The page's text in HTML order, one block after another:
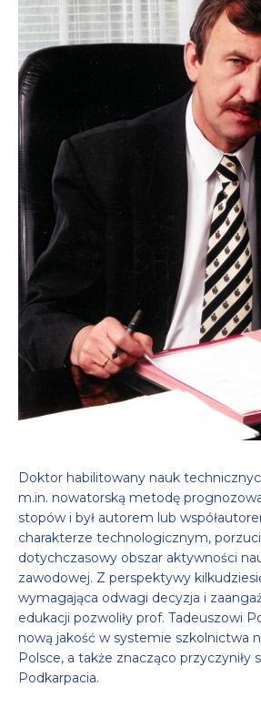
Doktor habilitowany nauk
m.in. nowatorską metodę
stopów i był autorem lub
charakterze technologicznym,
dotychczasowy obszar aktywności
zawodowej. Z perspektywy
wymagająca odwagi decyzja i
edukacji pozwoliły prof. Tadeuszowi
nową jakość w systemie szkolnictwa
Polsce, a także znacząco przyczyniły
Podkarpacia.